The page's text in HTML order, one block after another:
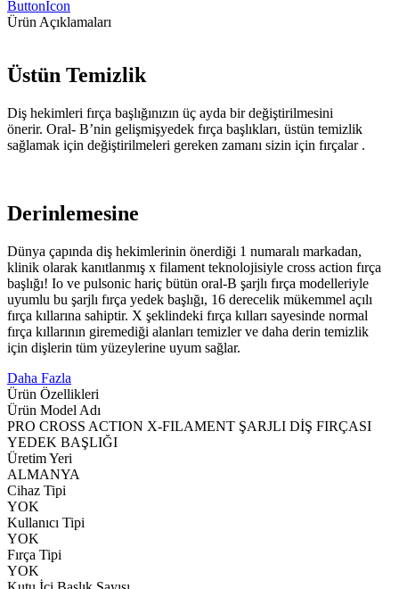
ButtonIcon
Ürün Açıklamaları
Üstün Temizlik
Diş hekimleri fırça başlığınızın üç ayda bir değiştirilmesini
önerir. Oral- B’nin gelişmişyedek fırça başlıkları, üstün temizlik
sağlamak için değiştirilmeleri gereken zamanı sizin için fırçalar .
Derinlemesine
Dünya çapında diş hekimlerinin önerdiği 1 numaralı markadan,
klinik olarak kanıtlanmış x filament teknolojisiyle cross action fırça
başlığı! Io ve pulsonic hariç bütün oral-B şarjlı fırça modelleriyle
uyumlu bu şarjlı fırça yedek başlığı, 16 derecelik mükemmel açılı
fırça kıllarına sahiptir. X şeklindeki fırça kılları sayesinde normal
fırça kıllarının giremediği alanları temizler ve daha derin temizlik
için dişlerin tüm yüzeylerine uyum sağlar.
Daha Fazla
Ürün Özellikleri
Ürün Model Adı
PRO CROSS ACTION X-FILAMENT ŞARJLI DİŞ FIRÇASI
YEDEK BAŞLIĞI
Üretim Yeri
ALMANYA
Cihaz Tipi
YOK
Kullanıcı Tipi
YOK
Fırça Tipi
YOK